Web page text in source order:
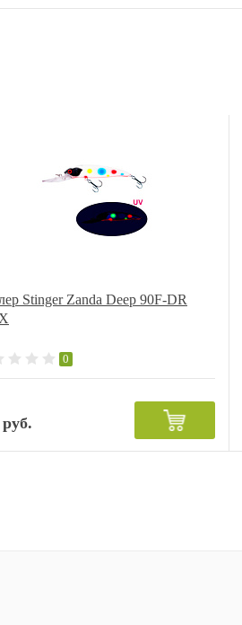
Stinger Zanda Deep 90F-DR
0